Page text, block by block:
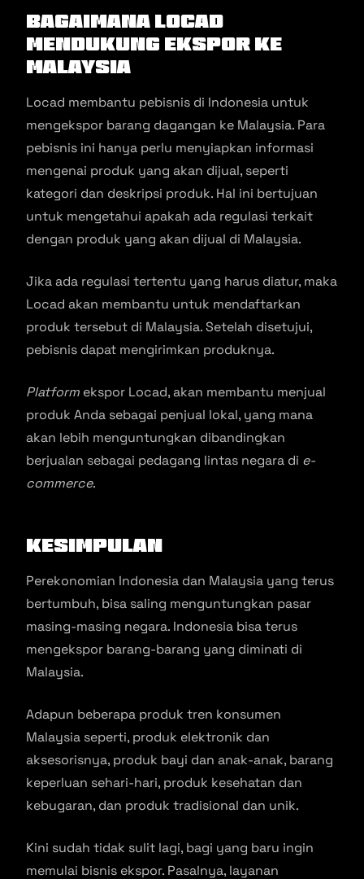
Bagaimana Locad
Mendukung Ekspor ke
Malaysia
Locad membantu pebisnis di Indonesia untuk
mengekspor barang dagangan ke Malaysia. Para
pebisnis ini hanya perlu menyiapkan informasi
mengenai produk yang akan dijual, seperti
kategori dan deskripsi produk. Hal ini bertujuan
untuk mengetahui apakah ada regulasi terkait
dengan produk yang akan dijual di Malaysia.
Jika ada regulasi tertentu yang harus diatur, maka
Locad akan membantu untuk mendaftarkan
produk tersebut di Malaysia. Setelah disetujui,
pebisnis dapat mengirimkan produknya.
Platform ekspor Locad, akan membantu menjual
produk Anda sebagai penjual lokal, yang mana
akan lebih menguntungkan dibandingkan
berjualan sebagai pedagang lintas negara di e-
commerce.
Kesimpulan
Perekonomian Indonesia dan Malaysia yang terus
bertumbuh, bisa saling menguntungkan pasar
masing-masing negara. Indonesia bisa terus
mengekspor barang-barang yang diminati di
Malaysia.
Adapun beberapa produk tren konsumen
Malaysia seperti, produk elektronik dan
aksesorisnya, produk bayi dan anak-anak, barang
keperluan sehari-hari, produk kesehatan dan
kebugaran, dan produk tradisional dan unik.
Kini sudah tidak sulit lagi, bagi yang baru ingin
memulai bisnis ekspor. Pasalnya, layanan